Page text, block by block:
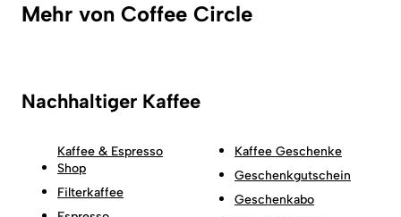
Mehr von Coffee Circle
Nachhaltiger Kaffee
Kaffee & Espresso
Shop
Filterkaffee
Kaffee Geschenke
Geschenkgutschein
Geschenkabo